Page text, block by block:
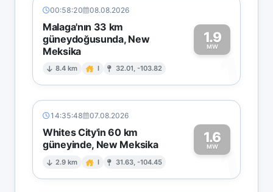
00:58:20 08.08.2026
Malaga'nın 33 km
güneydoğusunda, New
Meksika
8.4 km I 32.01, -103.82
1.9
MW
1
14:35:48 07.08.2026
Whites City'in 60 km
güneyinde, New Meksika
2.9 km I 31.63, -104.45
1.6
MW1